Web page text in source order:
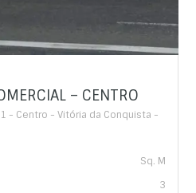
– CENTRO
- Centro - Vitória da Conquista -
Sq. M
3